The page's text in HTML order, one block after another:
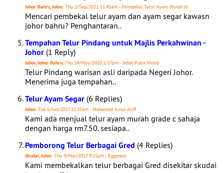
Johor Bahru, Johor, Thu 2/Sep/2021 11:45am - Pembekal Telur Ayam Murah Jb
Mencari pembekal telur ayam dan ayam segar kawasn
johor bahru? Penghantaran..
Tempahan Telur Pindang untuk Majlis Perkahwinan -
Johor (1 Reply)
Johor, Johor Bahru, Thu 14/May/2020 1:57pm - Jebat Putra Mohd
Telur Pindang warisan asli daripada Negeri Johor.
Menerima juga tempahan..
Telur Ayam Segar (6 Replies)
Johor, Tue 6/Jun/2017 11:31am - Mohamad Ainul Ariff
Kami ada menjual telur ayam murah grade c sahaja
dengan harga rm7.50. sesiapa..
Pemborong Telur Berbagai Gred (4 Replies)
Skudai, Johor, Thu 9/Mar/2017 9:15am - Eggsnest
Kami membekalkan telur berbagai Gred disekitar skudai